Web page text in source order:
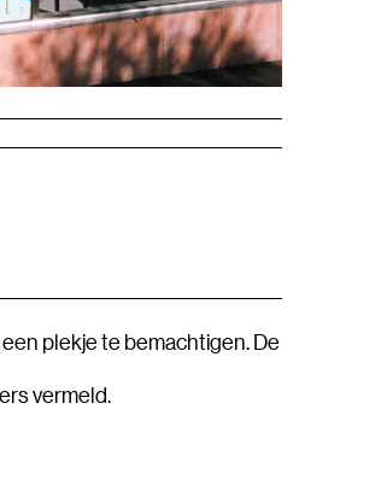
plekje te bemachtigen. De
vermeld.